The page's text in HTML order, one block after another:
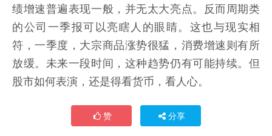
绩增速普遍表现一般，并无太大亮点。反而周期类
的公司一季报可以亮瞎人的眼睛。这也与现实相
符，一季度，大宗商品涨势很猛，消费增速则有所
放缓。未来一段时间，这种趋势仍有可能持续。但
股市如何表演，还是得看货币，看人心。
赞 分享